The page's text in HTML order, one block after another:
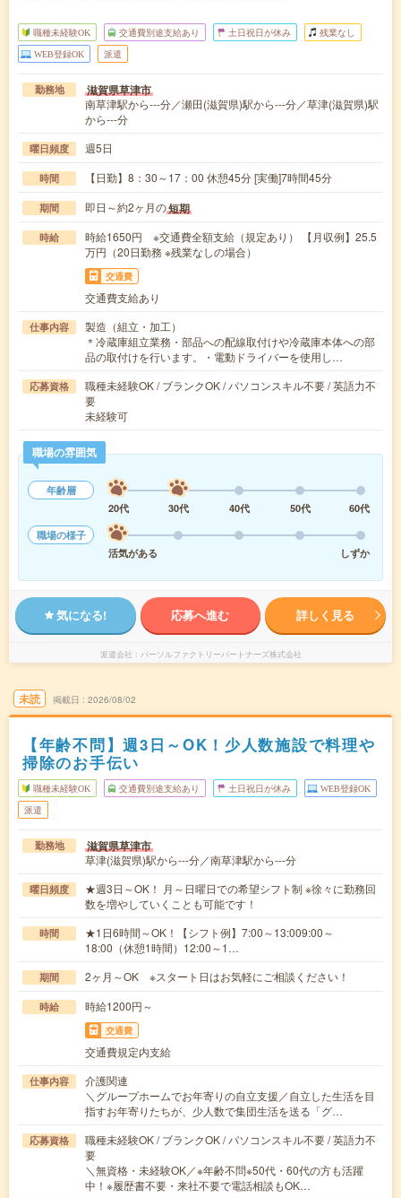
職種未経験OK 交通費別途支給あり 土日祝日が休み 残業なし
WEB登録OK 派遣
勤務地 滋賀県草津市
南草津駅から---分／瀬田(滋賀県)駅から---分／草津(滋賀県)駅
から---分
曜日頻度 週5日
時間 【日勤】8：30～17：00 休憩45分 [実働]7時間45分
期間 即日～約2ヶ月の短期
時給
時給1650円 ※交通費全額支給（規定あり） 【月収例】25.5
万円（20日勤務 ※残業なしの場合）
交通費
交通費支給あり
仕事内容
製造（組立・加工）
＊冷蔵庫組立業務・部品への配線取付けや冷蔵庫本体への部
品の取付けを行います。・電動ドライバーを使用し…
応募資格
職種未経験OK / ブランクOK / パソコンスキル不要 / 英語力不
要
未経験可
職場の雰囲気
年齢層
20代
30代 40代 50代
60代
職場の様子
活気がある
しずか
気になる! 応募へ進む 詳しく見る
派遣会社 パーソルファクトリーパートナーズ株式会社
未読 掲載日 2026/08/02
【年齢不問】週3日～OK！少人数施設で料理や
掃除のお手伝い
職種未経験OK 交通費別途支給あり 土日祝日が休み WEB登録OK
派遣
勤務地 滋賀県草津市
草津(滋賀県)駅から---分／南草津駅から---分
曜日頻度
★週3日～OK！ 月～日曜日での希望シフト制 ※徐々に勤務回
数を増やしていくことも可能です！
時間
★1日6時間～OK！【シフト例】7:00～13:009:00～
18:00（休憩1時間）12:00～1…
期間 2ヶ月～OK ※スタート日はお気軽にご相談ください！
時給 時給1200円～
交通費
交通費規定内支給
仕事内容
介護関連
＼グループホームでお年寄りの自立支援／自立した生活を目
指すお年寄りたちが、少人数で集団生活を送る「グ…
応募資格
職種未経験OK / ブランクOK / パソコンスキル不要 / 英語力不
要
＼無資格・未経験OK／※年齢不問※50代・60代の方も活躍
中！※履歴書不要・来社不要で電話相談もOK…